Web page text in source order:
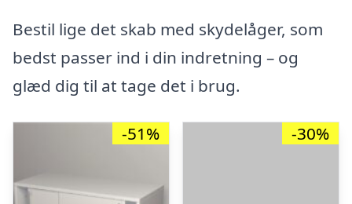
Bestil lige det skab med skydelåger, som
bedst passer ind i din indretning – og
glæd dig til at tage det i brug.
-51% -30%